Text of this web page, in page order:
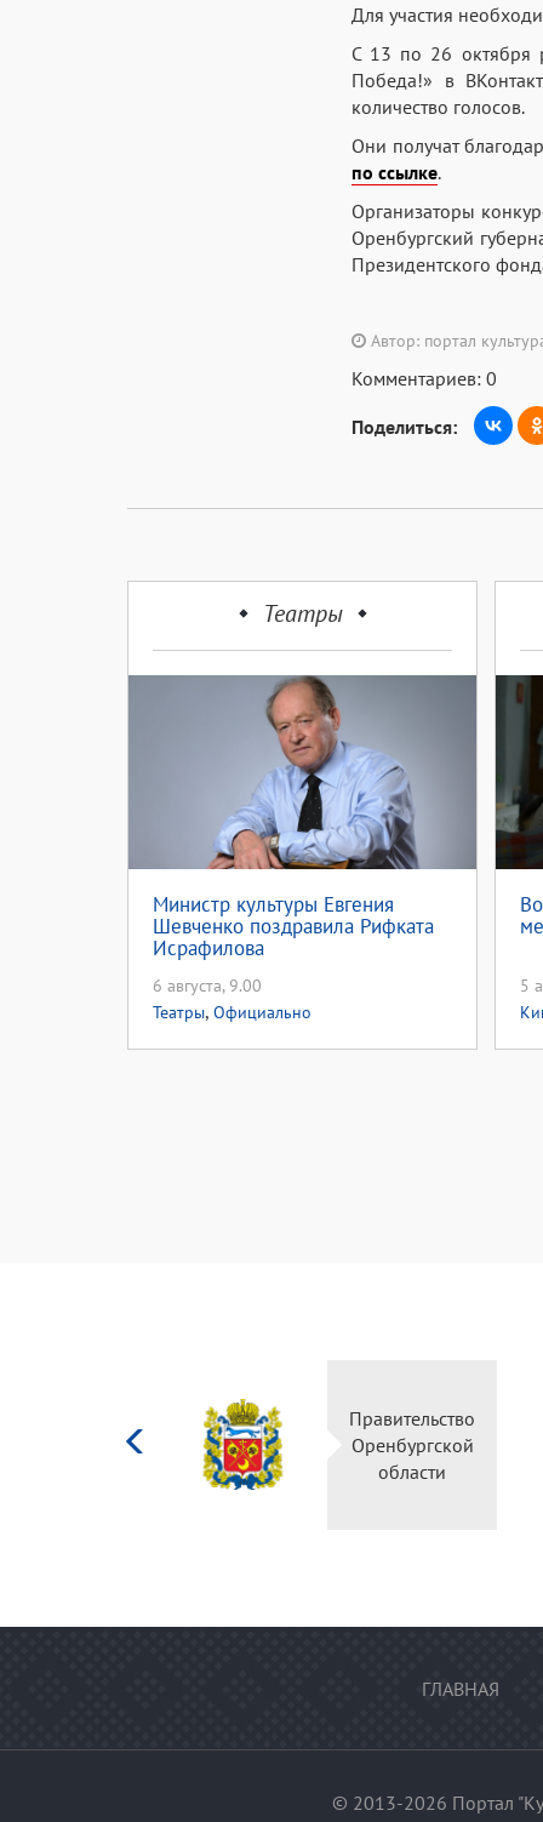
Для участия
С 13 по 26 октября
Победа!» в
количество голосов.
Они получат
по ссылке.
Организаторы
Оренбургский
Президентского
Автор: портал
Комментариев: 0
Поделиться:
Театры
Министр культуры Евгения
Шевченко поздравила Рифката
Исрафилова
6 августа, 9.00
Театры, Официально
5
Правительство
Оренбургской
области
ГЛАВНАЯ
© 2013-2026 Портал